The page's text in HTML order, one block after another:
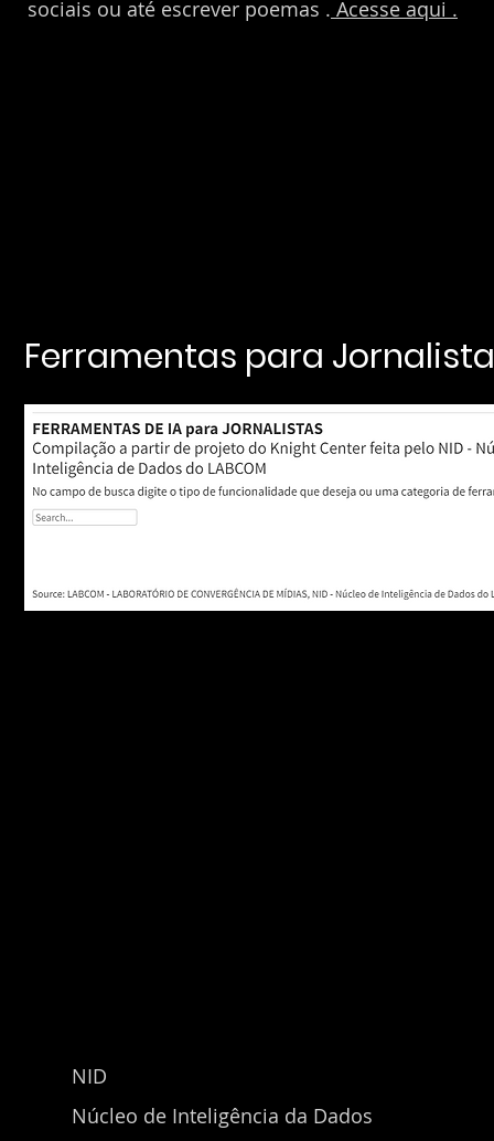
sociais ou até escrever poemas . Acesse aqui .
Ferramentas para
NID
Núcleo de Inteligência da Dados